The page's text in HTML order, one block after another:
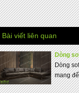
Bài viết liên quan
Dòng
Dòng
mang